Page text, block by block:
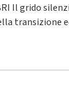
Il grido
transizione